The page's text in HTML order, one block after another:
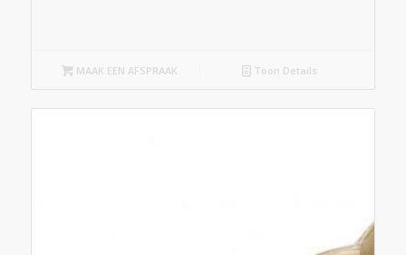
MAAK EEN AFSPRAAK Toon Details